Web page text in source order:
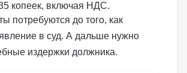
копеек, включая НДС.
потребуются до того, как
в суд. А дальше нужно
издержки должника.